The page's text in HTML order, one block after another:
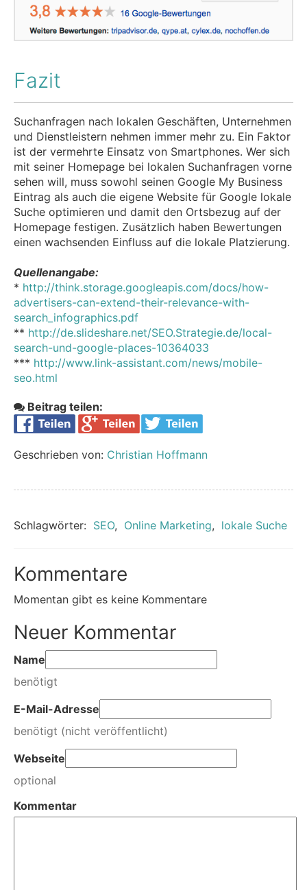
Fazit
Suchanfragen nach lokalen Geschäften, Unternehmen
und Dienstleistern nehmen immer mehr zu. Ein Faktor
ist der vermehrte Einsatz von Smartphones. Wer sich
mit seiner Homepage bei lokalen Suchanfragen vorne
sehen will, muss sowohl seinen Google My Business
Eintrag als auch die eigene Website für Google lokale
Suche optimieren und damit den Ortsbezug auf der
Homepage festigen. Zusätzlich haben Bewertungen
einen wachsenden Einfluss auf die lokale Platzierung.
Quellenangabe:
* http://think.storage.googleapis.com/docs/how-
advertisers-can-extend-their-relevance-with-
search_infographics.pdf
** http://de.slideshare.net/SEO.Strategie.de/local-
search-und-google-places-10364033
*** http://www.link-assistant.com/news/mobile-
seo.html
Beitrag teilen:
Geschrieben von: Christian Hoffmann
Schlagwörter: SEO, Online Marketing, lokale Suche
Kommentare
Momentan gibt es keine Kommentare
Neuer Kommentar
Name
benötigt
E-Mail-Adresse
benötigt (nicht veröffentlicht)
Webseite
optional
Kommentar